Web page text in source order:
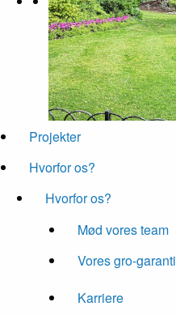
Projekter
Hvorfor os?
Hvorfor os?
Mød vores team
Vores gro-garanti
Karriere